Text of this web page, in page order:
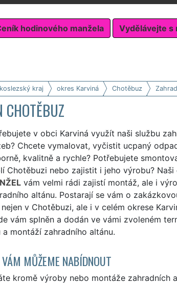
hodinového manžela Vydělávejte s
kraj okres Karviná Chotěbuz
CHOTĚBUZ
v obci Karviná využít naši službu
Chcete vymalovat, vyčistit ucpaný
kvalitně a rychle? Potřebujete
Chotěbuzi nebo zajistit i jeho výrobu?
vám velmi rádi zajistí montáž, ale i
altánu. Postarají se vám o
v Chotěbuzi, ale i v celém okrese
vám splněn a dodán ve vámi zvoleném
montáží zahradního altánu.
MŮŽEME NABÍDNOUT
kromě výroby nebo montáže zahradních